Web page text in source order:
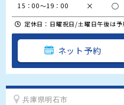
15：00～19：00 × ○
定休日：日曜祝日/土曜日午後は予
ネット予約
兵庫県明石市